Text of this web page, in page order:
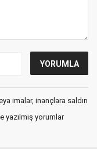
imalar, inançlara saldırı
yazılmış yorumlar